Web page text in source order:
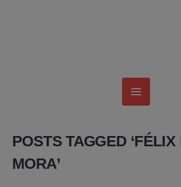
POSTS TAGGED
MORA’